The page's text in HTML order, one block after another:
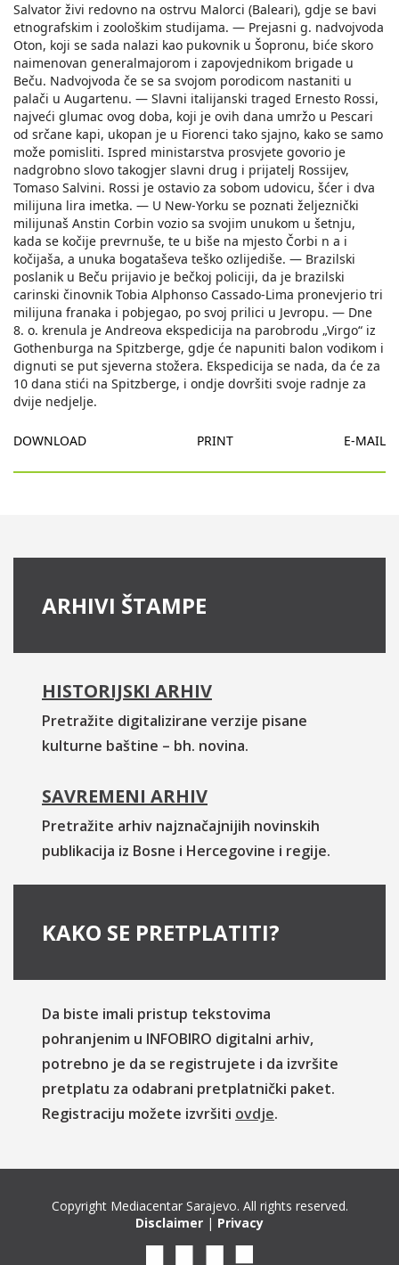
Salvator živi redovno na ostrvu Malorci (Baleari), gdje se bavi
etnografskim i zoološkim studijama. — Prejasni g. nadvojvoda
Oton, koji se sada nalazi kao pukovnik u Šopronu, biće skoro
naimenovan generalmajorom i zapovjednikom brigade u
Beču. Nadvojvoda če se sa svojom porodicom nastaniti u
palači u Augartenu. — Slavni italijanski traged Ernesto Rossi,
najveći glumac ovog doba, koji je ovih dana umržo u Pescari
od srčane kapi, ukopan je u Fiorenci tako sjajno, kako se samo
može pomisliti. Ispred ministarstva prosvjete govorio je
nadgrobno slovo takogjer slavni drug i prijatelj Rossijev,
Tomaso Salvini. Rossi je ostavio za sobom udovicu, šćer i dva
milijuna lira imetka. — U New-Yorku se poznati željeznički
milijunaš Anstin Corbin vozio sa svojim unukom u šetnju,
kada se kočije prevrnuše, te u biše na mjesto Čorbi n a i
kočijaša, a unuka bogataševa teško ozlijediše. — Brazilski
poslanik u Beču prijavio je bečkoj policiji, da je brazilski
carinski činovnik Tobia Alphonso Cassado-Lima pronevjerio tri
milijuna franaka i pobjegao, po svoj prilici u Jevropu. — Dne
8. o. krenula je Andreova ekspedicija na parobrodu „Virgo“ iz
Gothenburga na Spitzberge, gdje će napuniti balon vodikom i
dignuti se put sjeverna stožera. Ekspedicija se nada, da će za
10 dana stići na Spitzberge, i ondje dovršiti svoje radnje za
dvije nedjelje.
DOWNLOAD PRINT E-MAIL
ARHIVI ŠTAMPE
HISTORIJSKI ARHIV
Pretražite digitalizirane verzije pisane
kulturne baštine – bh. novina.
SAVREMENI ARHIV
Pretražite arhiv najznačajnijih novinskih
publikacija iz Bosne i Hercegovine i regije.
KAKO SE PRETPLATITI?
Da biste imali pristup tekstovima
pohranjenim u INFOBIRO digitalni arhiv,
potrebno je da se registrujete i da izvršite
pretplatu za odabrani pretplatnički paket.
Registraciju možete izvršiti ovdje.
Copyright Mediacentar Sarajevo. All rights reserved.
Disclaimer | Privacy